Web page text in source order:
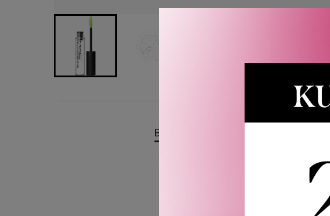
BESKRIVELSE
MAC Cosmetics Pro Locked Brow Gel.
12-timers hold. Hold brynene dine
kraftigste bryngel. Den klare fargen
hårpleieprodukter setter denne